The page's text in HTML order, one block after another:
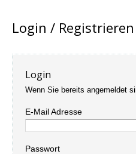
Login / Registrieren
Login
Wenn Sie bereits angemeldet
E-Mail Adresse
Passwort